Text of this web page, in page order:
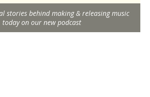
stories behind making & releasing music
today on our new podcast